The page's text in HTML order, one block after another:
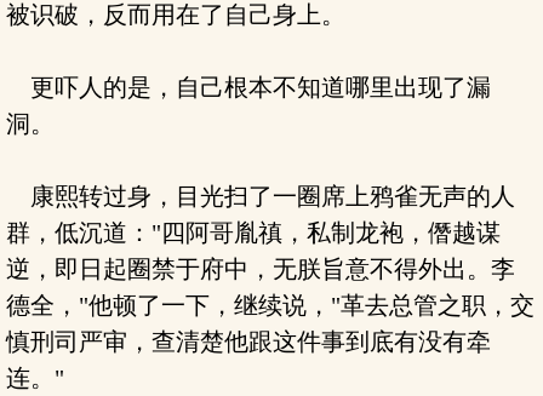
被识破，反而用在了自己身上。
更吓人的是，自己根本不知道哪里出现了漏
洞。
康熙转过身，目光扫了一圈席上鸦雀无声的人
群，低沉道："四阿哥胤禛，私制龙袍，僭越谋
逆，即日起圈禁于府中，无朕旨意不得外出。李
德全，"他顿了一下，继续说，"革去总管之职，交
慎刑司严审，查清楚他跟这件事到底有没有牵
连。"